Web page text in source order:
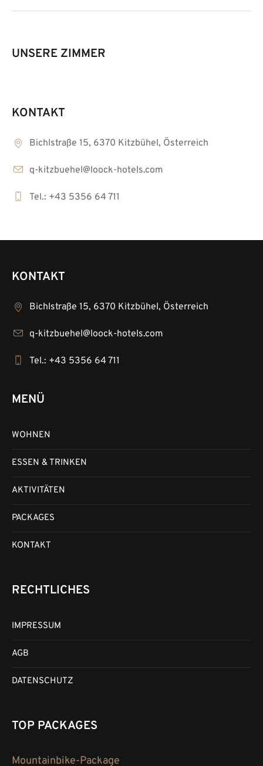
UNSERE ZIMMER
KONTAKT
Bichlstraße 15, 6370 Kitzbühel, Österreich
q-kitzbuehel@loock-hotels.com
Tel.: +43 5356 64 711
KONTAKT
Bichlstraße 15, 6370 Kitzbühel, Österreich
q-kitzbuehel@loock-hotels.com
Tel.: +43 5356 64 711
MENÜ
WOHNEN
ESSEN & TRINKEN
AKTIVITÄTEN
PACKAGES
KONTAKT
RECHTLICHES
IMPRESSUM
AGB
DATENSCHUTZ
TOP PACKAGES
Mountainbike-Package